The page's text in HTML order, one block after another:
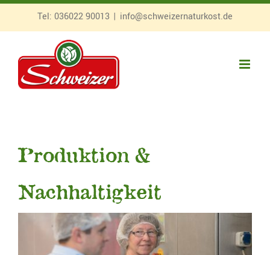
Zum
springen
Tel: 036022 90013 | info@schweizernaturkost.de
Produktion &
Nachhaltigkeit